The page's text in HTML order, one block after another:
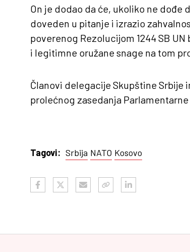
On je dodao da će, ukoliko ne dođe
doveden u pitanje i izrazio
poverenog Rezolucijom 1244 SB
i legitimne oružane snage na tom
Članovi delegacije Skupštine Srbije
prolećnog zasedanja
Tagovi: Srbija NATO Kosovo